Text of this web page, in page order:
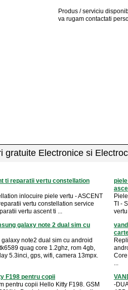
Produs / serviciu
va rugam contactati
gratuite Electronice si
ti reparatii vertu constellation
inlocuire piele vertu - ASCENT
vertu constellation service
vertu ascent ti ...
TI -
galaxy note 2 dual sim cu
note2 dual sim cu android
quag core 1.2ghz, rom 4gb,
5.3inci, gps, wifi, camera 13mpx.
...
F198 pentru copii
pentru copii Hello Kitty F198. GSM
-